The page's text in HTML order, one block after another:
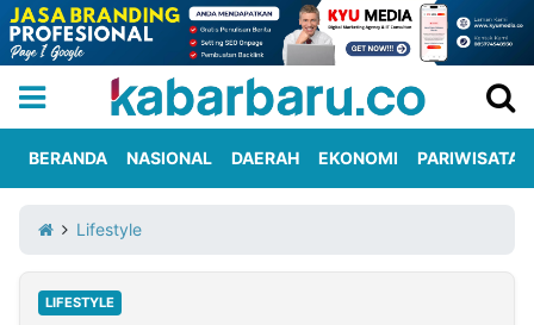
Iklan
Berita
Kami
BERANDA NASIONAL DAERAH EKONOMI PARIWISATA
Lifestyle
LIFESTYLE